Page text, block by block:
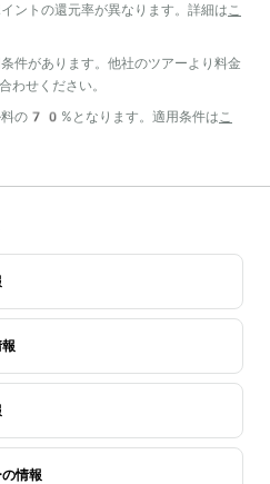
トの還元率が異なります。詳細は こ
があります。他社のツアーより料金
わせください。
の70%となります。適用条件は こ
情報